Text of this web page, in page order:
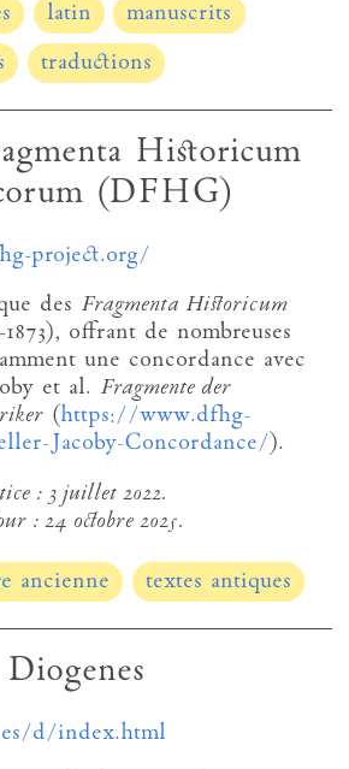
latin
manuscrits
traductions
Historicum
(DFHG)
project.org/
des Fragmenta Historicum
1873), offrant de nombreuses
une concordance avec
et al. Fragmente der
(https://www.dfhg-
Jacoby-Concordance/).
: 3 juillet 2022.
:24 octobre 2025.
ancienne textes antiques
Diogenes
d/index.html